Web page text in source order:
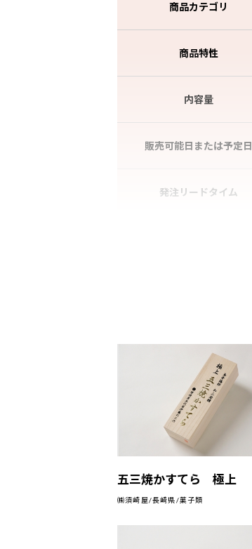
商品カテゴリ
商品特性
内容量
販売可能日または予定日
発注リードタイム
五三焼かすてら 極上
㈱須崎屋/長崎県/菓子類